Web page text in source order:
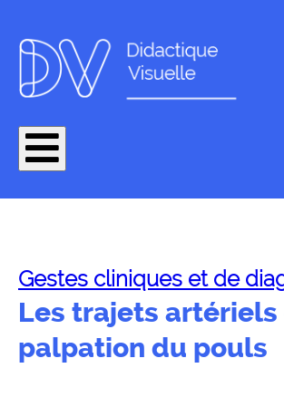
Gestes cliniques et de
Les trajets artériels
palpation du pouls